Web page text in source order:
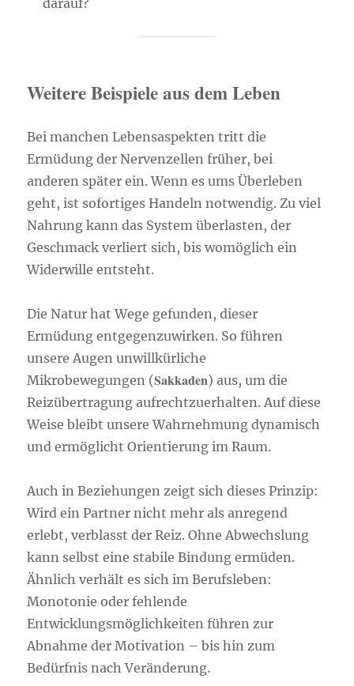
darauf?
Weitere Beispiele aus dem Leben
Bei manchen Lebensaspekten tritt die
Ermüdung der Nervenzellen früher, bei
anderen später ein. Wenn es ums Überleben
geht, ist sofortiges Handeln notwendig. Zu viel
Nahrung kann das System überlasten, der
Geschmack verliert sich, bis womöglich ein
Widerwille entsteht.
Die Natur hat Wege gefunden, dieser
Ermüdung entgegenzuwirken. So führen
unsere Augen unwillkürliche
Mikrobewegungen (Sakkaden) aus, um die
Reizübertragung aufrechtzuerhalten. Auf diese
Weise bleibt unsere Wahrnehmung dynamisch
und ermöglicht Orientierung im Raum.
Auch in Beziehungen zeigt sich dieses Prinzip:
Wird ein Partner nicht mehr als anregend
erlebt, verblasst der Reiz. Ohne Abwechslung
kann selbst eine stabile Bindung ermüden.
Ähnlich verhält es sich im Berufsleben:
Monotonie oder fehlende
Entwicklungsmöglichkeiten führen zur
Abnahme der Motivation – bis hin zum
Bedürfnis nach Veränderung.